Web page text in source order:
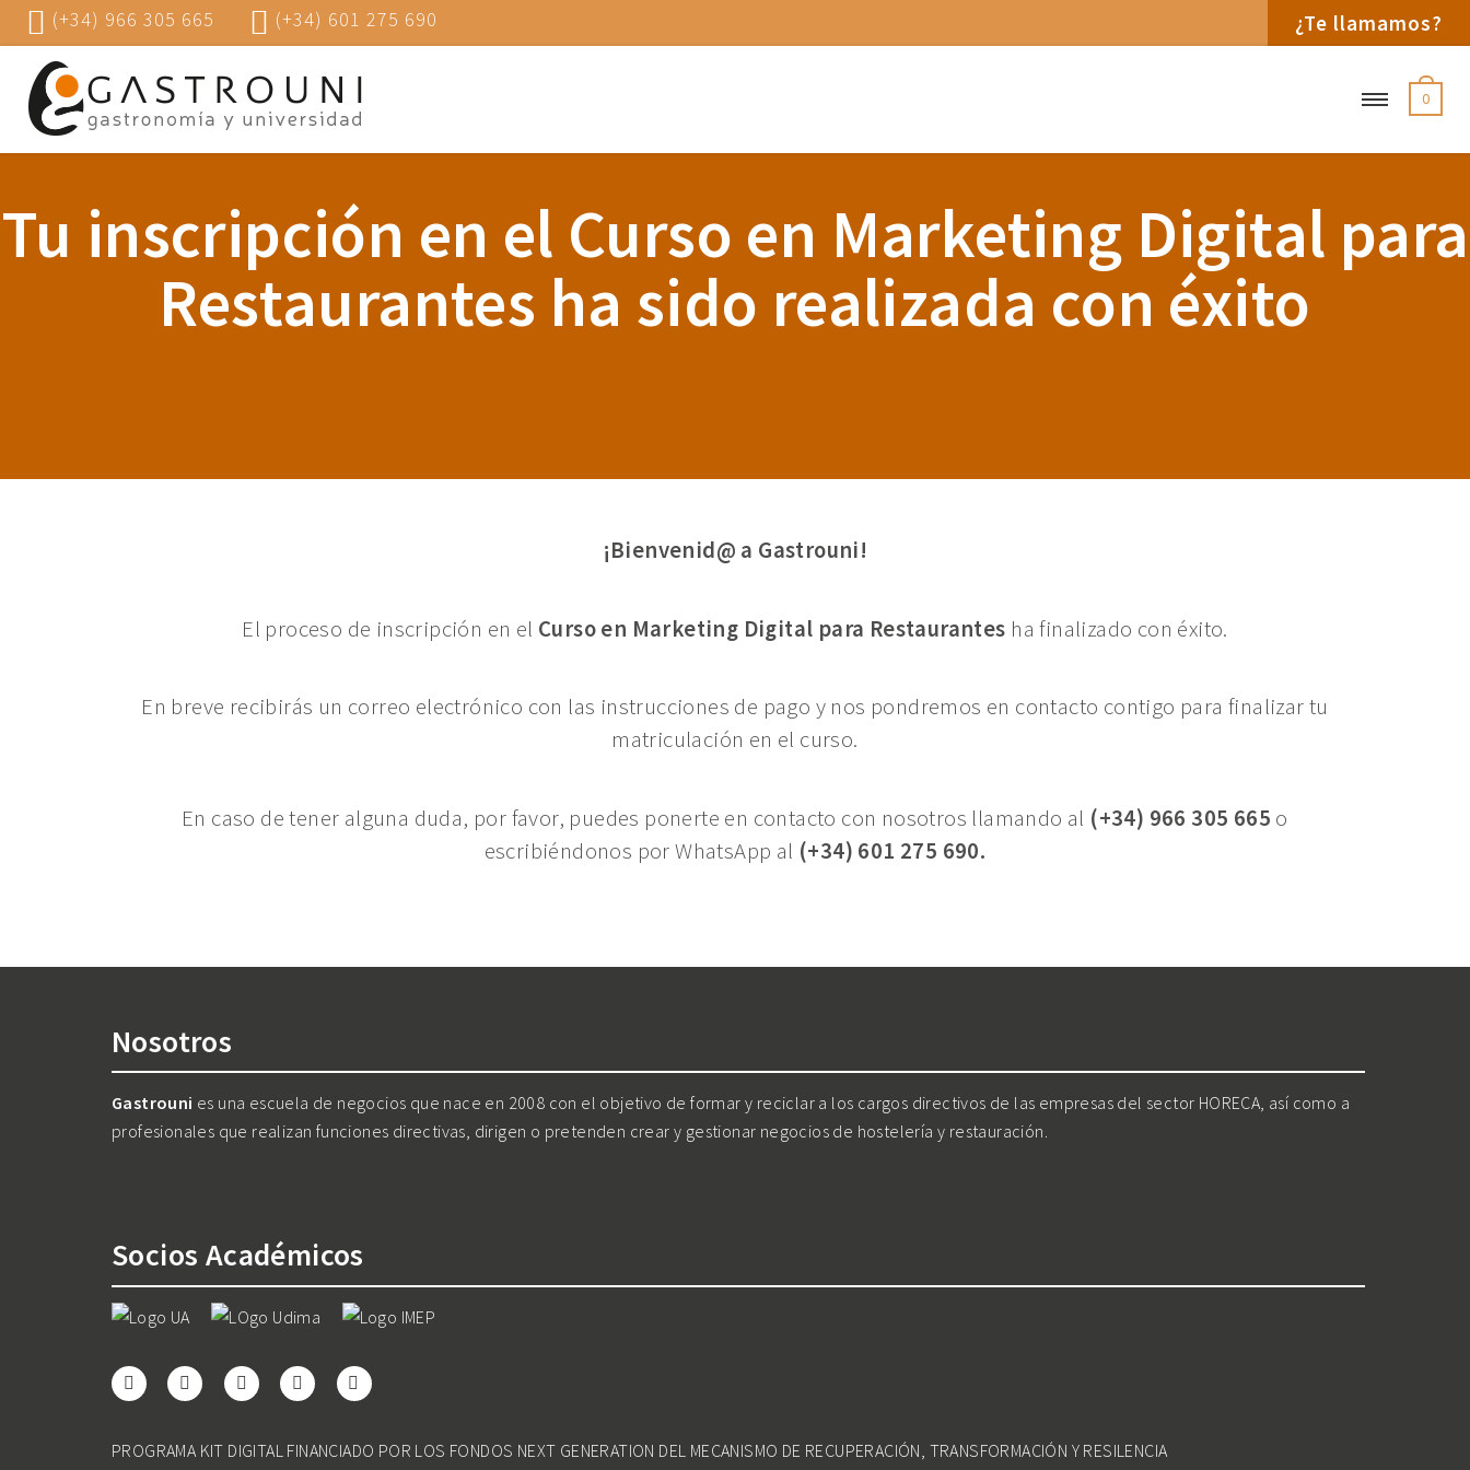
(+34) 966 305 665 (+34) 601 275 690 ¿Te llamamos?
0
Tu inscripción en el Curso en Marketing Digital para
Restaurantes ha sido realizada con éxito
¡Bienvenid@ a Gastrouni!
El proceso de inscripción en el Curso en Marketing Digital para Restaurantes ha finalizado con éxito.
En breve recibirás un correo electrónico con las instrucciones de pago y nos pondremos en contacto contigo para finalizar tu
matriculación en el curso.
En caso de tener alguna duda, por favor, puedes ponerte en contacto con nosotros llamando al (+34) 966 305 665 o
escribiéndonos por WhatsApp al (+34) 601 275 690.
Nosotros
Gastrouni es una escuela de negocios que nace en 2008 con el objetivo de formar y reciclar a los cargos directivos de las empresas del sector HORECA, así como a
profesionales que realizan funciones directivas, dirigen o pretenden crear y gestionar negocios de hostelería y restauración.
Socios Académicos
PROGRAMA KIT DIGITAL FINANCIADO POR LOS FONDOS NEXT GENERATION DEL MECANISMO DE RECUPERACIÓN, TRANSFORMACIÓN Y RESILENCIA